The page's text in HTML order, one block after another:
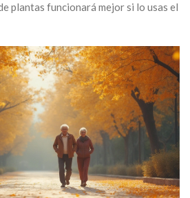
plantas funcionará mejor si lo usas el